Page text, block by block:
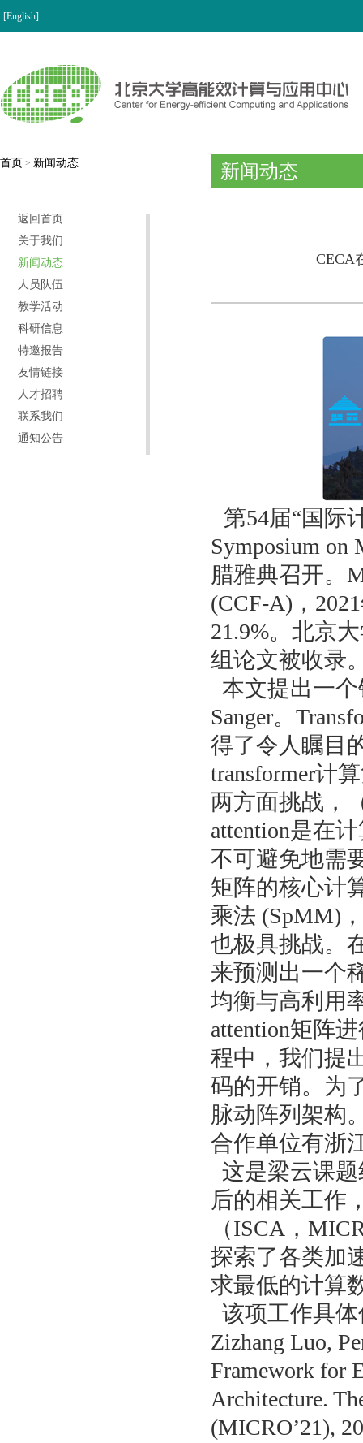
[English]
首页 > 新闻动态
返回首页
关于我们
新闻动态
人员队伍
教学活动
科研信息
特邀报告
友情链接
人才招聘
联系我们
通知公告
新闻动态
CECA
第54届“国际
Symposium on
腊雅典召开。
(CCF-A)，
21.9%。北京
组论文被收录
本文提出一个
Sanger。
得了令人瞩目
transformer计
两方面挑战，
attention是在
不可避免地需
矩阵的核心计
乘法 (SpMM)
也极具挑战。
来预测出一个
均衡与高利用
attention矩阵
程中，我们提
码的开销。为
脉动阵列架构
合作单位有浙
这是梁云课题
后的相关工作
（ISCA，
探索了各类加
求最低的计算
该项工作具体
Zizhang Luo,
Framework for
Architecture.
(MICRO’21),